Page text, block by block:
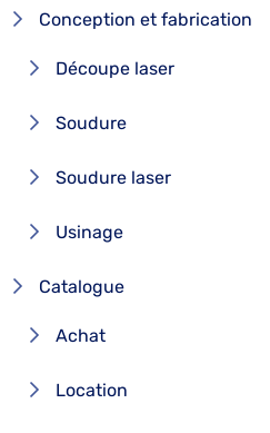
Conception et fabrication
Découpe laser
Soudure
Soudure laser
Usinage
Catalogue
Achat
Location